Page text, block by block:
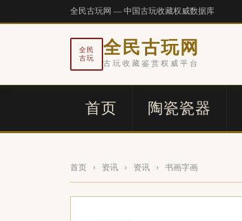
全民古玩网 — 中国古玩收藏权威数据库
全民
古玩
全民古玩网
古玩收藏鉴赏权威平台
首页 陶瓷瓷器
首页 › 资讯 › 资讯 › 书画字画